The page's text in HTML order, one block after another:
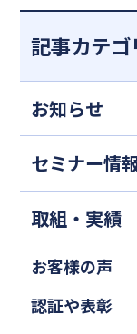
記事カテゴ
お知らせ
セミナー情
取組・実績
お客様の声
認証や表彰